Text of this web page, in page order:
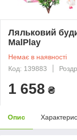
Ляльковий
MalPlay
Немає в наявності
Код: 139883
1 658 ₴
Опис